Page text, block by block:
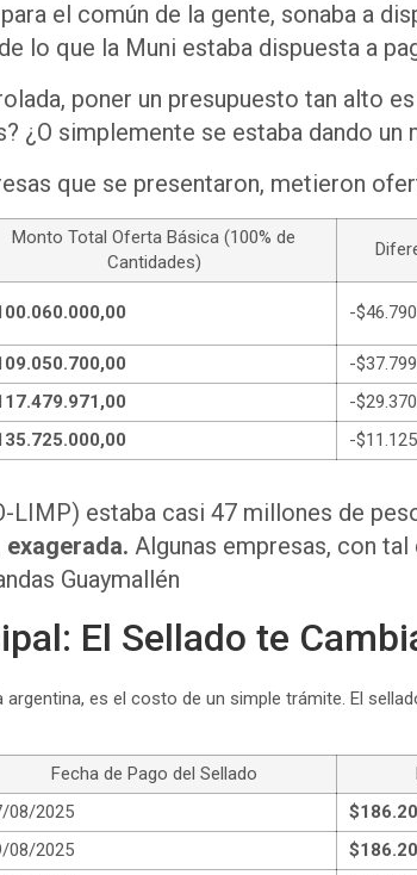
el común de la gente, sonaba a
lo que la Muni estaba dispuesta a
poner un presupuesto tan alto
¿O simplemente se estaba dando un
que se presentaron, metieron
Monto Total Oferta Básica (100% de
Cantidades)
-
-
-
-
LIMP) estaba casi 47 millones de
Algunas empresas, con
Guaymallén
El Sellado te
es el costo de un simple trámite. El
Fecha de Pago del Sellado
08/2025
08/2025